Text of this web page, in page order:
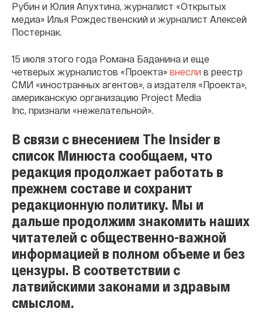
Рубин и Юлия Апухтина, журналист «Открытых
медиа» Илья Рождественский и журналист Алексей
Постернак.
15 июля этого года Романа Баданина и еще
четверых журналистов «Проекта» внесли в реестр
СМИ «иностранных агентов», а издателя «Проекта»,
американскую организацию Project Media
Inc, признали «нежелательной».
В связи с внесением The Insider в
список Минюста сообщаем, что
редакция продолжает работать в
прежнем составе и сохранит
редакционную политику. Мы и
дальше продолжим знакомить наших
читателей с общественно-важной
информацией в полном объеме и без
цензуры. В соответствии с
латвийскими законами и здравым
смыслом.